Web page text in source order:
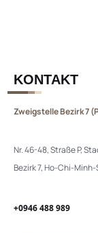
KONTAKT
Zweigstelle Bezirk 7
Nr. 46-48, Straße P,
Bezirk 7, Ho-Chi-
+0946 488 989